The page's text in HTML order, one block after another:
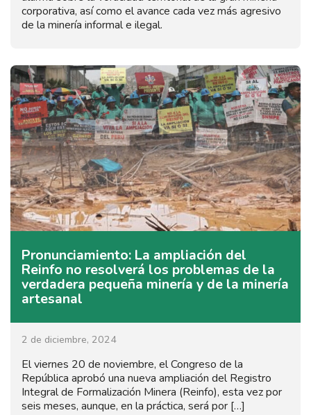
corporativa, así como el avance cada vez más agresivo
de la minería informal e ilegal.
Pronunciamiento: La ampliación del
Reinfo no resolverá los problemas de la
verdadera pequeña minería y de la minería
artesanal
2 de diciembre, 2024
El viernes 20 de noviembre, el Congreso de la
República aprobó una nueva ampliación del Registro
Integral de Formalización Minera (Reinfo), esta vez por
seis meses, aunque, en la práctica, será por […]